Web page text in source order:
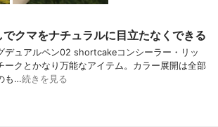
クマをナチュラルに目立たなくできる
デュアルペン02 shortcakeコンシーラー・リッ
ークとかなり万能なアイテム。カラー展開は全部
も…続きを見る